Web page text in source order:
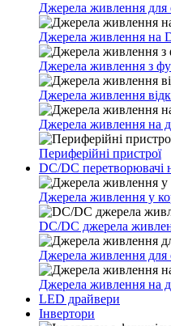
Джерела живлення для
Джерела живлення на
Джерела живлення з
Джерела живлення
Джерела живлення на
Периферійні пристрої
DC/DC перетворювачі
Джерела живлення у
DC/DC джерела
Джерела живлення для
Джерела живлення на
LED драйвери
Інвертори